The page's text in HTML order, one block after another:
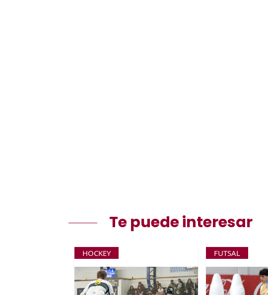
Te puede interesar
HOCKEY FUTSAL